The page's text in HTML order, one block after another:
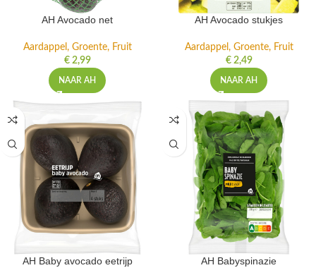
AH Avocado net
Aardappel, Groente, Fruit
€2,99
NAAR AH
AH Avocado stukjes
Aardappel, Groente, Fruit
€2,49
NAAR AH
AH Baby avocado eetrijp AH Babyspinazie